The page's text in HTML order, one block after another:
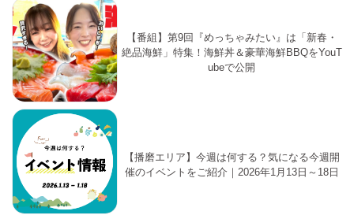
【番組】第9回『めっちゃみたい』は「新春・
絶品海鮮」特集！海鮮丼＆豪華海鮮BBQをYouT
ubeで公開
【播磨エリア】今週は何する？気になる今週開
催のイベントをご紹介｜2026年1月13日～18日